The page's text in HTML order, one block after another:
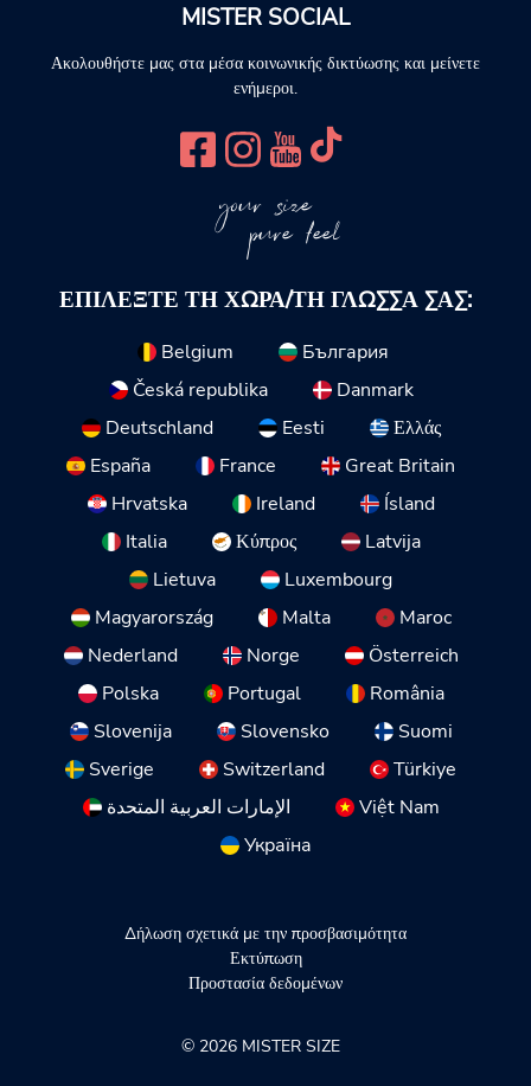
MISTER SOCIAL
Ακολουθήστε μας στα μέσα κοινωνικής δικτύωσης και μείνετε
ενήμεροι.
your size
pure feel
ΕΠΙΛΈΞΤΕ ΤΗ ΧΏΡΑ/ΤΗ ΓΛΏΣΣΑ ΣΑΣ:
Belgium
България
Česká republika
Danmark
Deutschland
Eesti
Ελλάς
España
France
Great Britain
Hrvatska
Ireland
Ísland
Italia
Κύπρος
Latvija
Lietuva
Luxembourg
Magyarország
Malta
Maroc
Nederland
Norge
Österreich
Polska
Portugal
România
Slovenija
Slovensko
Suomi
Sverige
Switzerland
Türkiye
الإمارات العربية المتحدة
Việt Nam
Україна
Δήλωση σχετικά με την προσβασιμότητα
Εκτύπωση
Προστασία δεδομένων
© 2026 MISTER SIZE